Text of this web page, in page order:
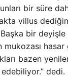
bir süre
villus
bir deyişle
mukozası
bazen
dedi.